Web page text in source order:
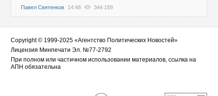
Павел Святенков 14:48 344 159
Copyright © 1999-2025 «Агентство Политических Новостей»
Лицензия Минпечати Эл. №77-2792
При полном или частичном использовании материалов, ссылка на
АПН обязательна